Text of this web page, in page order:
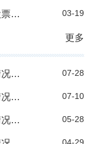
云南证监局关于赛灵药业首次公开发行股票辅导备案基本情况的公告 03-19
更多
云南辖区拟上市企业辅导备案工作进展情况表（截至2026年6月30日） 07-28
云南辖区拟上市企业辅导备案工作进展情况表（截至2026年5月31日） 07-10
云南辖区拟上市企业辅导备案工作进展情况表（截至2026年4月30日） 05-28